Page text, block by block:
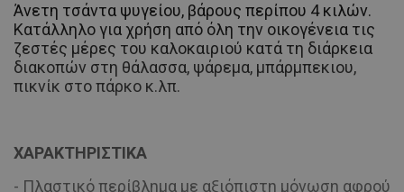
Άνετη τσάντα ψυγείου, βάρους περίπου 4 κιλών.
Κατάλληλο για χρήση από όλη την οικογένεια τις
ζεστές μέρες του καλοκαιριού κατά τη διάρκεια
διακοπών στη θάλασσα, ψάρεμα, μπάρμπεκιου,
πικνίκ στο πάρκο κ.λπ.
ΧΑΡΑΚΤΗΡΙΣΤΙΚΑ
- Πλαστικό περίβλημα με αξιόπιστη μόνωση αφρού